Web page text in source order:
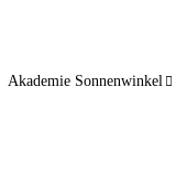
Akademie Sonnenwinkel